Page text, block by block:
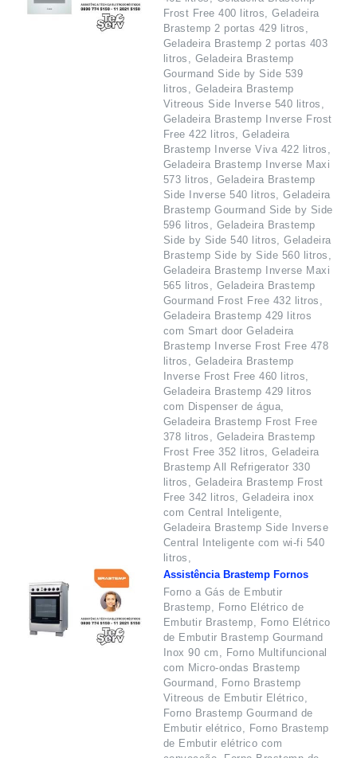
Frost Free 400 litros, Geladeira
Brastemp 2 portas 429 litros,
Geladeira Brastemp 2 portas 403
litros, Geladeira Brastemp
Gourmand Side by Side 539
litros, Geladeira Brastemp
Vitreous Side Inverse 540 litros,
Geladeira Brastemp Inverse Frost
Free 422 litros, Geladeira
Brastemp Inverse Viva 422 litros,
Geladeira Brastemp Inverse Maxi
573 litros, Geladeira Brastemp
Side Inverse 540 litros, Geladeira
Brastemp Gourmand Side by Side
596 litros, Geladeira Brastemp
Side by Side 540 litros, Geladeira
Brastemp Side by Side 560 litros,
Geladeira Brastemp Inverse Maxi
565 litros, Geladeira Brastemp
Gourmand Frost Free 432 litros,
Geladeira Brastemp 429 litros
com Smart door Geladeira
Brastemp Inverse Frost Free 478
litros, Geladeira Brastemp
Inverse Frost Free 460 litros,
Geladeira Brastemp 429 litros
com Dispenser de água,
Geladeira Brastemp Frost Free
378 litros, Geladeira Brastemp
Frost Free 352 litros, Geladeira
Brastemp All Refrigerator 330
litros, Geladeira Brastemp Frost
Free 342 litros, Geladeira inox
com Central Inteligente,
Geladeira Brastemp Side Inverse
Central Inteligente com wi-fi 540
litros,
Assistência Brastemp Fornos
Forno a Gás de Embutir
Brastemp, Forno Elétrico de
Embutir Brastemp, Forno Elétrico
de Embutir Brastemp Gourmand
Inox 90 cm, Forno Multifuncional
com Micro-ondas Brastemp
Gourmand, Forno Brastemp
Vitreous de Embutir Elétrico,
Forno Brastemp Gourmand de
Embutir elétrico, Forno Brastemp
de Embutir elétrico com